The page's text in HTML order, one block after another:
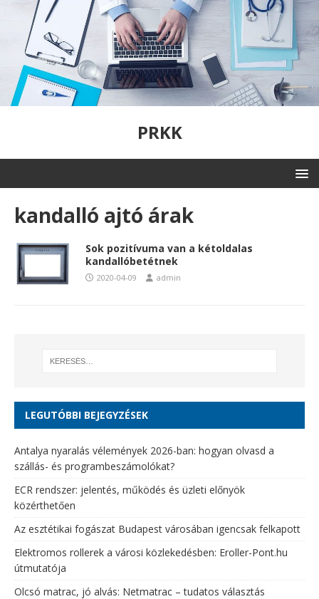
PRKK
kandalló ajtó árak
Sok pozitívuma van a kétoldalas
kandallóbetétnek
2020-04-09 admin
LEGUTÓBBI BEJEGYZÉSEK
Antalya nyaralás vélemények 2026-ban: hogyan olvasd a
szállás- és programbeszámolókat?
ECR rendszer: jelentés, működés és üzleti előnyök
közérthetően
Az esztétikai fogászat Budapest városában igencsak felkapott
Elektromos rollerek a városi közlekedésben: Eroller-Pont.hu
útmutatója
Olcsó matrac, jó alvás: Netmatrac – tudatos választás